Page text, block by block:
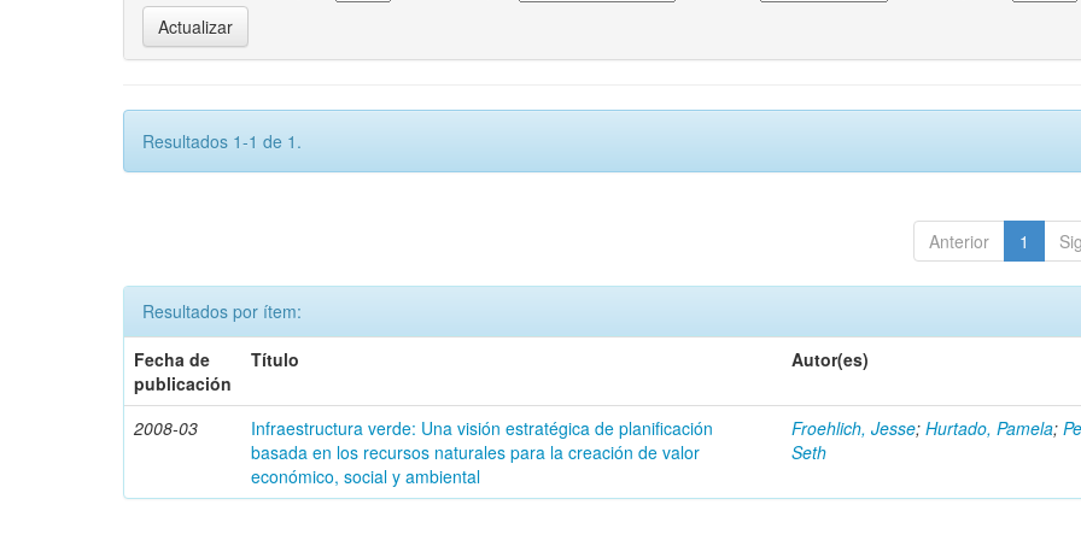
Resultados 1-1 de 1.
Anterior 1
Resultados por ítem:
Fecha de
publicación
Título Autor(es)
2008-03
Infraestructura verde: Una visión estratégica de planificación
basada en los recursos naturales para la creación de valor
económico, social y ambiental
Froehlich, Jesse; Hurtado, Pamela;
Seth